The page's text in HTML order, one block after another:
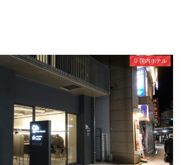
国内ホテル